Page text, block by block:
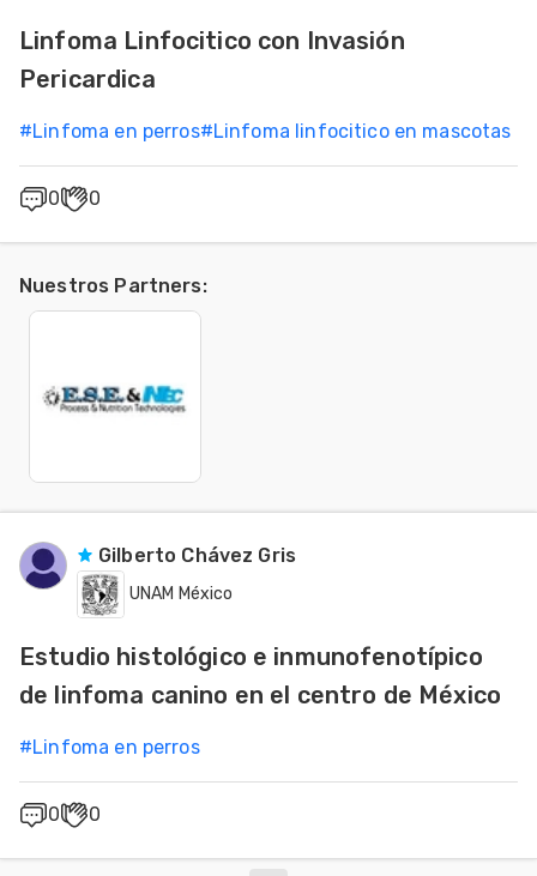
Linfoma Linfocitico con Invasión
Pericardica
#Linfoma en perros#Linfoma linfocitico en mascotas
0 0
Nuestros Partners:
Gilberto Chávez Gris
UNAM México
Estudio histológico e inmunofenotípico
de linfoma canino en el centro de México
#Linfoma en perros
0 0